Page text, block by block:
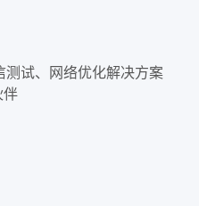
测试、网络优化解决方案
伴